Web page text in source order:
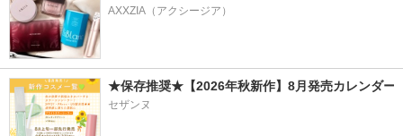
AXXZIA（アクシージア）
★保存推奨★【2026年秋新作】8月発売カレンダー
セザンヌ